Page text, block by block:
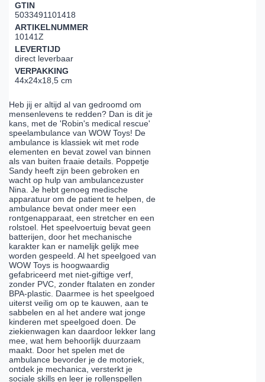
GTIN
5033491101418
ARTIKELNUMMER
10141Z
LEVERTIJD
direct leverbaar
VERPAKKING
44x24x18,5 cm
Heb jij er altijd al van gedroomd om
mensenlevens te redden? Dan is dit je
kans, met de 'Robin's medical rescue'
speelambulance van WOW Toys! De
ambulance is klassiek wit met rode
elementen en bevat zowel van binnen
als van buiten fraaie details. Poppetje
Sandy heeft zijn been gebroken en
wacht op hulp van ambulancezuster
Nina. Je hebt genoeg medische
apparatuur om de patient te helpen, de
ambulance bevat onder meer een
rontgenapparaat, een stretcher en een
rolstoel. Het speelvoertuig bevat geen
batterijen, door het mechanische
karakter kan er namelijk gelijk mee
worden gespeeld. Al het speelgoed van
WOW Toys is hoogwaardig
gefabriceerd met niet-giftige verf,
zonder PVC, zonder ftalaten en zonder
BPA-plastic. Daarmee is het speelgoed
uiterst veilig om op te kauwen, aan te
sabbelen en al het andere wat jonge
kinderen met speelgoed doen. De
ziekienwagen kan daardoor lekker lang
mee, wat hem behoorlijk duurzaam
maakt. Door het spelen met de
ambulance bevorder je de motoriek,
ontdek je mechanica, versterkt je
sociale skills en leer je rollenspellen